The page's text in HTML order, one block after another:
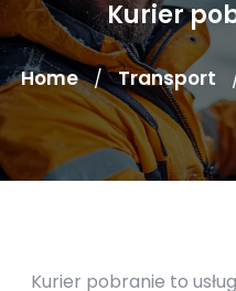
Kurier
Home / Transport
Kurier pobranie to